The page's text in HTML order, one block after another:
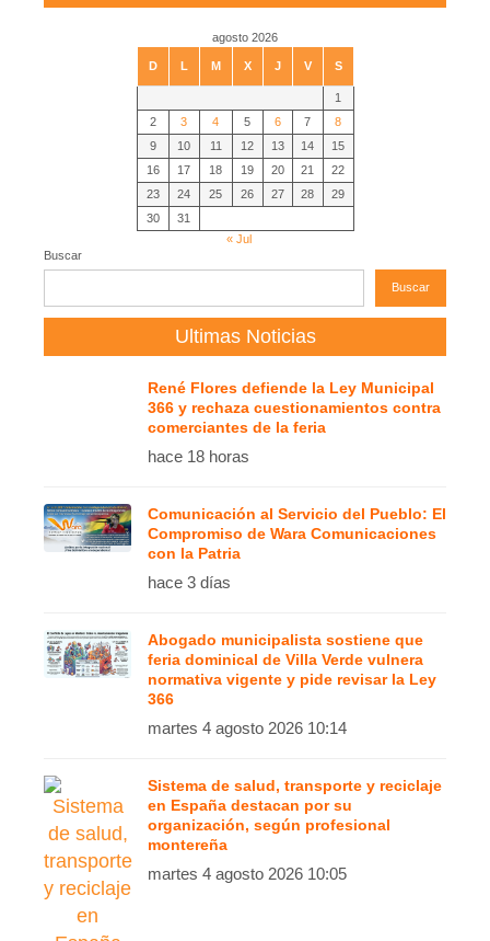
agosto 2026
D L M X J V S
1
2
3 4 5 6 7
8
9
10 11 12 13 14
15
16
17 18 19 20 21
22
23
24 25 26 27 28
29
30
31
« Jul
Buscar
Buscar
Ultimas Noticias
René Flores defiende la Ley Municipal
366 y rechaza cuestionamientos contra
comerciantes de la feria
hace 18 horas
Comunicación al Servicio del Pueblo: El
Compromiso de Wara Comunicaciones
con la Patria
hace 3 días
Abogado municipalista sostiene que
feria dominical de Villa Verde vulnera
normativa vigente y pide revisar la Ley
366
martes 4 agosto 2026 10:14
Sistema de salud, transporte y reciclaje
en España destacan por su
organización, según profesional
montereña
martes 4 agosto 2026 10:05